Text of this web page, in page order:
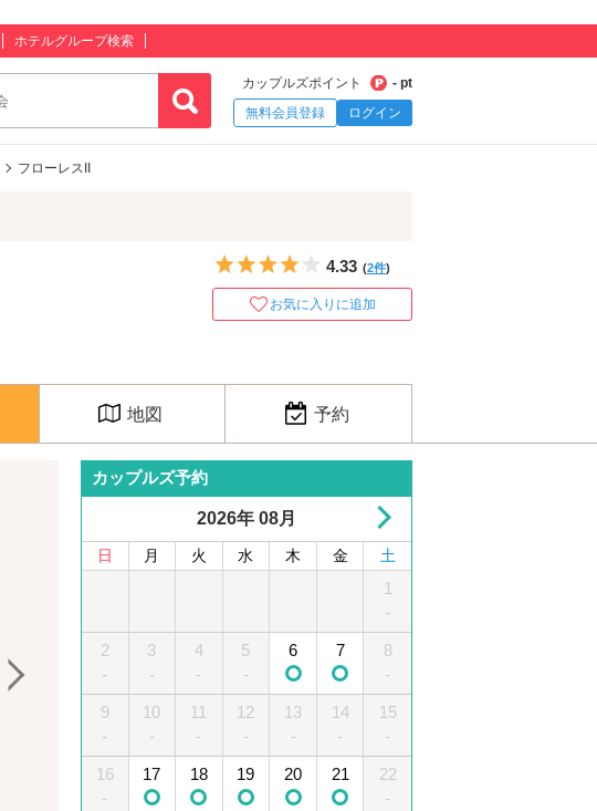
ホテルグループ検索
カップルズポイント
- pt
無料会員登録
ログイン
フローレスII
5つ星のうち4
4.33 (2件)
お気に入りに追加
地図 予約
カップルズ予約
2026年 08月
日 月 火 水 木 金 土
1
-
2
-
3
-
4
-
5
-
6 7
8
-
9
-
10
-
11
-
12
-
13
-
14
-
15
-
16
-
17 18 19 20 21
22
-
5
-
6
-
7 8 9 10 11
12
-
13
-
14 15 16 17 18
19
-
20
-
21
-
22
-
23
-
24 25
26
-